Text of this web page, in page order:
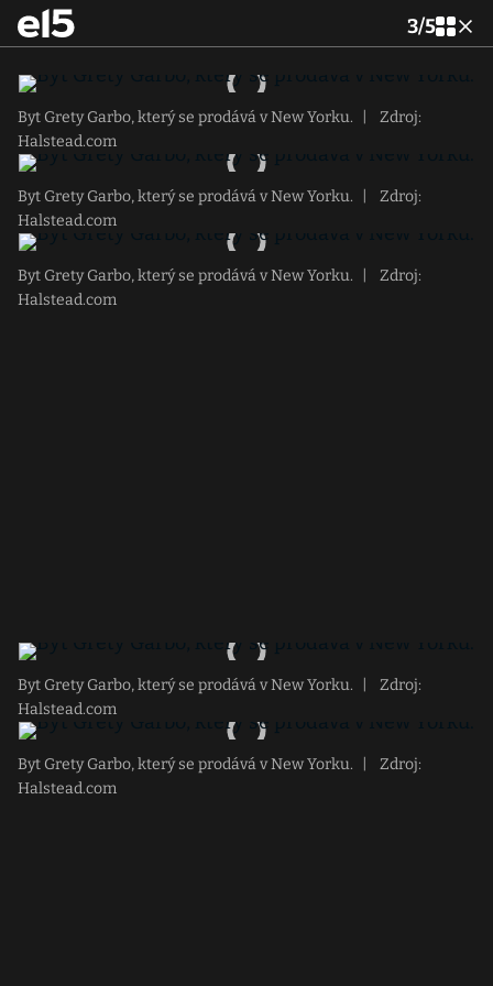
3/5
Byt Grety Garbo, který se prodává v New Yorku.
Zdroj:
Halstead.com
Byt Grety Garbo, který se prodává v New Yorku.
Zdroj:
Halstead.com
Byt Grety Garbo, který se prodává v New Yorku.
Zdroj:
Halstead.com
Byt Grety Garbo, který se prodává v New Yorku.
Zdroj:
Halstead.com
Byt Grety Garbo, který se prodává v New Yorku.
Zdroj:
Halstead.com